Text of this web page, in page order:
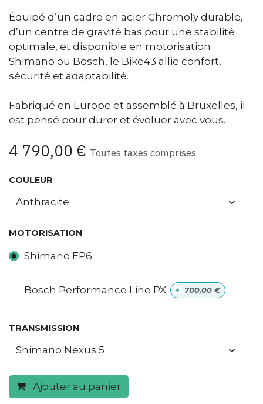
Équipé d’un cadre en acier Chromoly durable,
d’un centre de gravité bas pour une stabilité
optimale, et disponible en motorisation
Shimano ou Bosch, le Bike43 allie confort,
sécurité et adaptabilité.
Fabriqué en Europe et assemblé à Bruxelles, il
est pensé pour durer et évoluer avec vous.
4 790,00 € Toutes taxes comprises
COULEUR
MOTORISATION
Shimano EP6
Bosch Performance Line PX + 700,00€
TRANSMISSION
Ajouter au panier